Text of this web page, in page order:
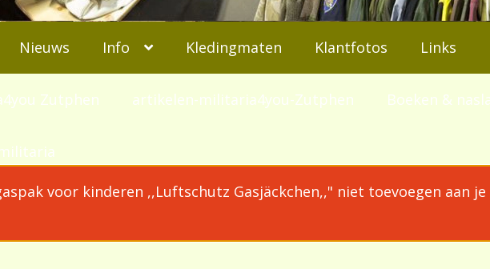
Nieuws Info Kledingmaten Klantfotos Links
Zutphen artikelen-militaria4you-Zutphen Boeken &
voor kinderen ,,Luftschutz Gasjäckchen,," niet toevoegen aan